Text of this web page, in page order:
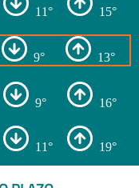
11° 15°
9° 13°
9° 16°
11° 19°